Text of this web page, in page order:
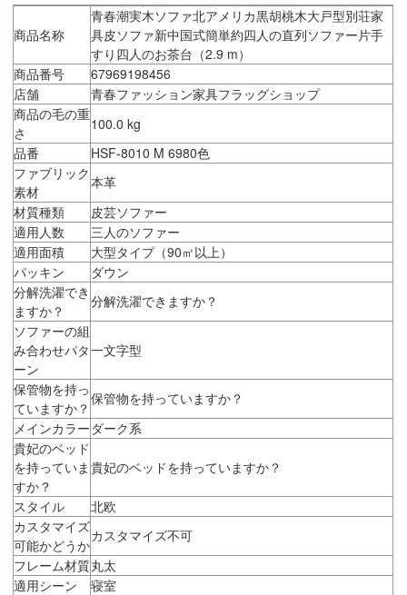
商品名称
青春潮実木ソファ北アメリカ黒胡桃木大戸型別荘家
具皮ソファ新中国式簡単約四人の直列ソファー片手
すり四人のお茶台（2.9 m）
商品番号
67969198456
店舗
青春ファッション家具フラッグショップ
商品の毛の重
さ
100.0 kg
品番
HSF-8010 M 6980色
ファブリック
素材
本革
材質種類
皮芸ソファー
適用人数
三人のソファー
適用面積
大型タイプ（90㎡以上）
パッキン
ダウン
分解洗濯でき
ますか？
分解洗濯できますか？
ソファーの組
み合わせパタ
ーン
一文字型
保管物を持っ
ていますか？
保管物を持っていますか？
メインカラー ダーク系
貴妃のベッド
を持っていま
すか？
貴妃のベッドを持っていますか？
スタイル
北欧
カスタマイズ
可能かどうか
カスタマイズ不可
フレーム材質丸太
適用シーン
寝室